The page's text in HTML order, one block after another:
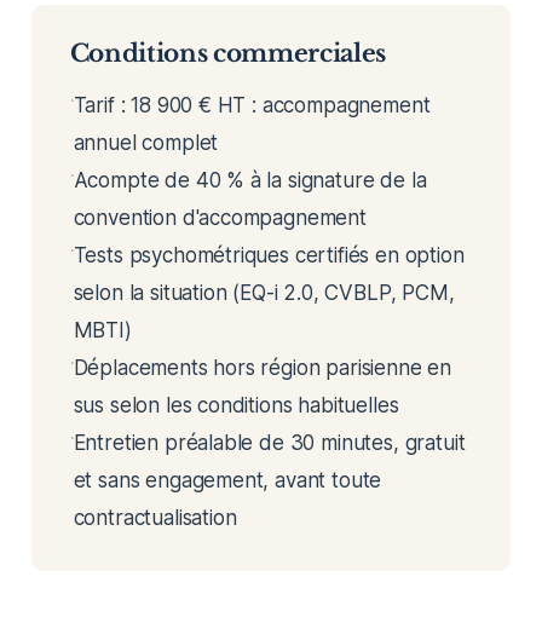
Conditions commerciales
Tarif : 18 900 € HT : accompagnement
annuel complet
Acompte de 40 % à la signature de la
convention d'accompagnement
Tests psychométriques certifiés en option
selon la situation (EQ-i 2.0, CVBLP, PCM,
MBTI)
Déplacements hors région parisienne en
sus selon les conditions habituelles
Entretien préalable de 30 minutes, gratuit
et sans engagement, avant toute
contractualisation